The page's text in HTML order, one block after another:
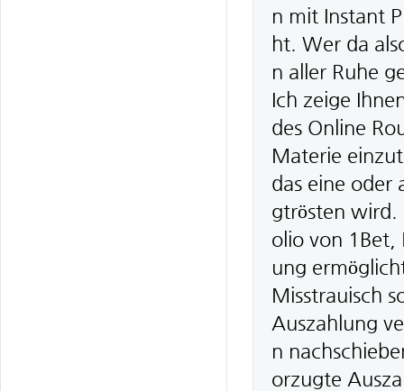
n mit Instant
ht. Wer da
n aller Ruhe
Ich zeige
des Online
Materie
das eine oder
gtrösten wird.
olio von 1Bet,
ung
Misstrauisch
Auszahlung
n
orzugte